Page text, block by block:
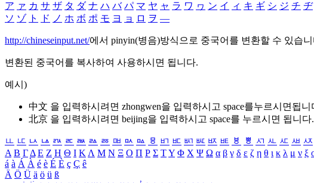
ア ァ カ サ ザ タ ダ ナ ハ バ パ マ ヤ ャ ラ ワ ヮ ン イ ィ キ ギ シ ジ チ ヂ
ソ ゾ ト ド ノ ホ ボ ポ モ ヨ ョ ロ ヲ ―
http://chineseinput.net/에서 pinyin(병음)방식으로 중국어를 변환할 수 있습니
변환된 중국어를 복사하여 사용하시면 됩니다.
예시)
中文 을 입력하시려면 zhongwen을 입력하시고 space를누르시면됩니
北京 을 입력하시려면 beijing을 입력하시고 space를 누르시면 됩니다.
ㅥ ㅦ ㅧ ㅨ ㅩ ㅪ ㅫ ㅬ ㅭ ㅮ ㅯ ㅰ ㅱ ㅲ ㅳ ㅴ ㅵ ㅶ ㅷ ㅸ ㅹ ㅺ ㅻ ㅼ ㅽ ㅾ
Α Β ΓΔ Ε Ζ Η Θ Ι ΚΛ Μ Ν Ξ Ο Π Ρ Σ ΤΥ Φ Χ Ψ Ω α β γ δ ε ζ η θ ι κ λ μ ν ξ
á à Á À é è É È ç Ç ê
Ä Ö Ü ä ö ü ß